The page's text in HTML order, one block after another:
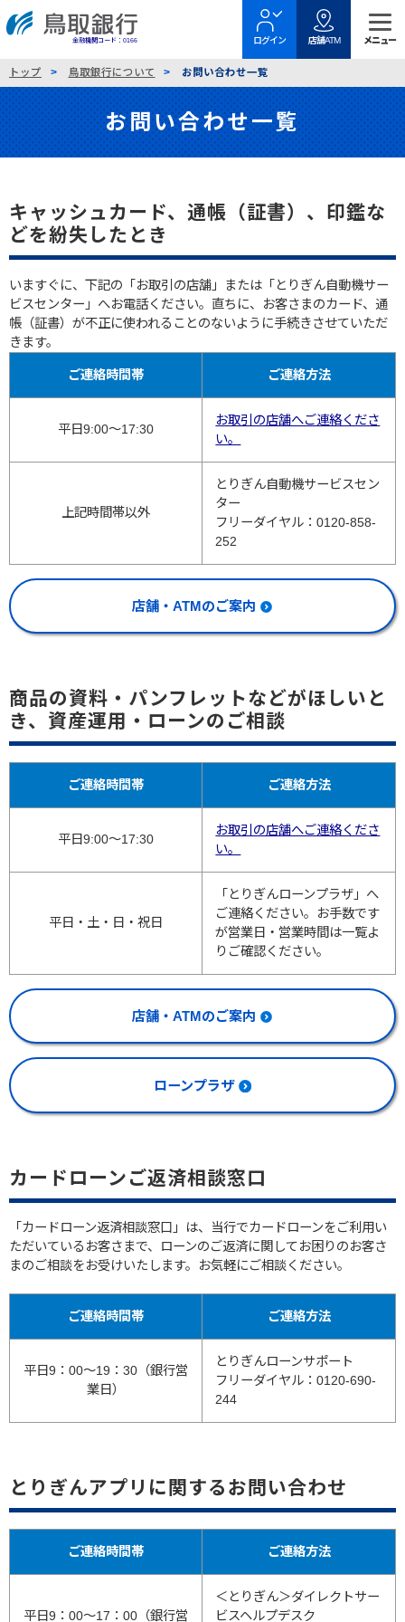
金融機関コード：0166
トップ 鳥取銀行について お問い合わせ一覧
お問い合わせ一覧
キャッシュカード、通帳（証書）、印鑑な
どを紛失したとき
いますぐに、下記の「お取引の店舗」または「とりぎん自動機サー
ビスセンター」へお電話ください。直ちに、お客さまのカード、通
帳（証書）が不正に使われることのないように手続きさせていただ
きます。
ご連絡時間帯 ご連絡方法
平日9:00～17:30
お取引の店舗へご連絡くださ
い。
上記時間帯以外
とりぎん自動機サービスセン
ター
フリーダイヤル：0120-858-
252
店舗・ATMのご案内
商品の資料・パンフレットなどがほしいと
き、資産運用・ローンのご相談
ご連絡時間帯 ご連絡方法
平日9:00～17:30
お取引の店舗へご連絡くださ
い。
平日・土・日・祝日
「とりぎんローンプラザ」へ
ご連絡ください。お手数です
が営業日・営業時間は一覧よ
りご確認ください。
店舗・ATMのご案内
ローンプラザ
カードローンご返済相談窓口
「カードローン返済相談窓口」は、当行でカードローンをご利用い
ただいているお客さまで、ローンのご返済に関してお困りのお客さ
まのご相談をお受けいたします。お気軽にご相談ください。
ご連絡時間帯 ご連絡方法
平日9：00～19：30（銀行営
業日）
とりぎんローンサポート
フリーダイヤル：0120-690-
244
とりぎんアプリに関するお問い合わせ
ご連絡時間帯 ご連絡方法
平日9：00～17：00（銀行営
＜とりぎん＞ダイレクトサー
ビスヘルプデスク